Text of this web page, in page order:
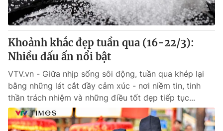
Khoảnh khắc đẹp tuần qua (16-22/3):
Nhiều dấu ấn nổi bật
VTV.vn - Giữa nhịp sống sôi động, tuần qua khép lại
bằng những lát cắt đầy cảm xúc - nơi niềm tin, tinh
thần trách nhiệm và những điều tốt đẹp tiếp tục...